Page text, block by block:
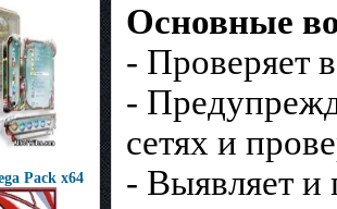
Pack x64
Основные
- Проверяет
-
сетях и
- Выявляет и